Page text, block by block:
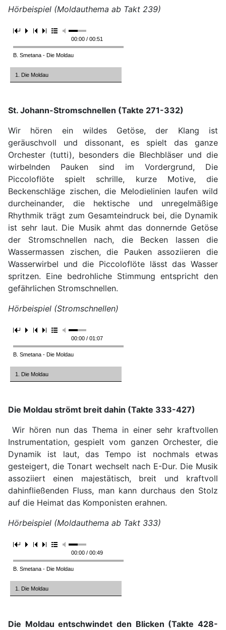
Hörbeispiel (Moldauthema ab Takt 239)
00:00 / 00:51
B. Smetana - Die Moldau
1. Die Moldau
St. Johann-Stromschnellen (Takte 271-332)
Wir hören ein wildes Getöse, der Klang ist
geräuschvoll und dissonant, es spielt das ganze
Orchester (tutti), besonders die Blechbläser und die
wirbelnden Pauken sind im Vordergrund, Die
Piccoloflöte spielt schrille, kurze Motive, die
Beckenschläge zischen, die Melodielinien laufen wild
durcheinander, die hektische und unregelmäßige
Rhythmik trägt zum Gesamteindruck bei, die Dynamik
ist sehr laut. Die Musik ahmt das donnernde Getöse
der Stromschnellen nach, die Becken lassen die
Wassermassen zischen, die Pauken assoziieren die
Wasserwirbel und die Piccoloflöte lässt das Wasser
spritzen. Eine bedrohliche Stimmung entspricht den
gefährlichen Stromschnellen.
Hörbeispiel (Stromschnellen)
00:00 / 01:07
B. Smetana - Die Moldau
1. Die Moldau
Die Moldau strömt breit dahin (Takte 333-427)
Wir hören nun das Thema in einer sehr kraftvollen
Instrumentation, gespielt vom ganzen Orchester, die
Dynamik ist laut, das Tempo ist nochmals etwas
gesteigert, die Tonart wechselt nach E-Dur. Die Musik
assoziiert einen majestätisch, breit und kraftvoll
dahinfließenden Fluss, man kann durchaus den Stolz
auf die Heimat das Komponisten erahnen.
Hörbeispiel (Moldauthema ab Takt 333)
00:00 / 00:49
B. Smetana - Die Moldau
1. Die Moldau
Die Moldau entschwindet den Blicken (Takte 428-